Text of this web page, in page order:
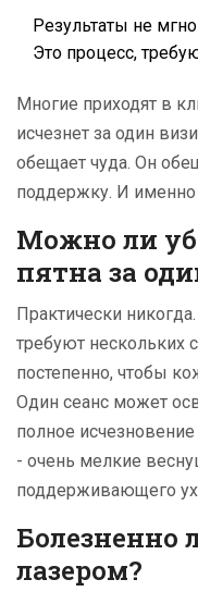
Результаты не
Это процесс,
Многие приходят в
исчезнет за один
обещает чуда. Он
поддержку. И именно
Можно ли
пятна за
Практически
требуют нескольких
постепенно, чтобы
Один сеанс может
полное
- очень мелкие
поддерживающего
Болезненно
лазером?